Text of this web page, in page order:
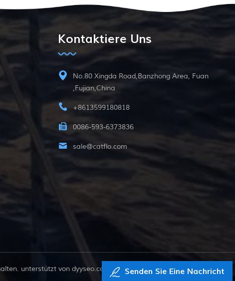
Kontaktiere Uns
No.80 Xingda Road,Banzhong Area, Fuan
,Fujian,China
+8613599180818
0086-593-6373836
sale@catflo.com
unterstützt von dyyseo.com
Senden Sie Eine Nachricht